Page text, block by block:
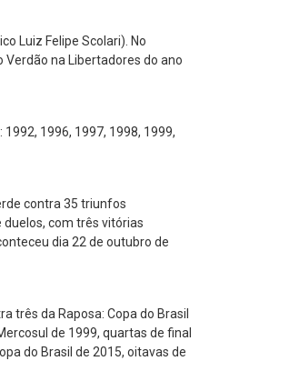
Luiz Felipe Scolari). No
na Libertadores do ano
1996, 1997, 1998, 1999,
contra 35 triunfos
com três vitórias
dia 22 de outubro de
três da Raposa: Copa do Brasil
de 1999, quartas de final
do Brasil de 2015, oitavas de